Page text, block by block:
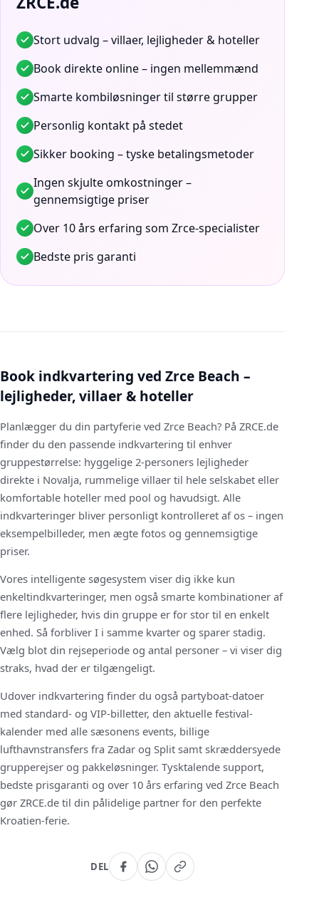
Stort udvalg – villaer, lejligheder & hoteller
Book direkte online – ingen mellemmænd
Smarte kombiløsninger til større grupper
Personlig kontakt på stedet
Sikker booking – tyske betalingsmetoder
Ingen skjulte omkostninger –
gennemsigtige priser
Over 10 års erfaring som Zrce-specialister
Bedste pris garanti
Book indkvartering ved Zrce Beach –
lejligheder, villaer & hoteller
Planlægger du din partyferie ved Zrce Beach? På ZRCE.de
finder du den passende indkvartering til enhver
gruppestørrelse: hyggelige 2-personers lejligheder
direkte i Novalja, rummelige villaer til hele selskabet eller
komfortable hoteller med pool og havudsigt. Alle
indkvarteringer bliver personligt kontrolleret af os – ingen
eksempelbilleder, men ægte fotos og gennemsigtige
priser.
Vores intelligente søgesystem viser dig ikke kun
enkeltindkvarteringer, men også smarte kombinationer af
flere lejligheder, hvis din gruppe er for stor til en enkelt
enhed. Så forbliver I i samme kvarter og sparer stadig.
Vælg blot din rejseperiode og antal personer – vi viser dig
straks, hvad der er tilgængeligt.
Udover indkvartering finder du også partyboat-datoer
med standard- og VIP-billetter, den aktuelle festival-
kalender med alle sæsonens events, billige
lufthavnstransfers fra Zadar og Split samt skræddersyede
grupperejser og pakkeløsninger. Tysktalende support,
bedste prisgaranti og over 10 års erfaring ved Zrce Beach
gør ZRCE.de til din pålidelige partner for den perfekte
Kroatien-ferie.
DEL